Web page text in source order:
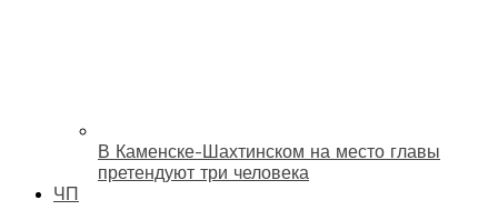
В Каменске-Шахтинском на место главы
претендуют три человека
ЧП